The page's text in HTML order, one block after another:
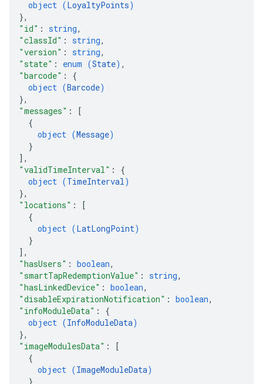
object (LoyaltyPoints)
},
"id" : string,
"classId" : string,
"version" : string,
"state" : enum (State) ,
"barcode" : {
object (Barcode)
},
"messages" :
[
{
object (Message)
}
] ,
"validTimeInterval" : {
object (TimeInterval)
},
"locations" :
[
{
object (LatLongPoint)
}
] ,
"hasUsers" : boolean,
"smartTapRedemptionValue" : string,
"hasLinkedDevice" : boolean,
"disableExpirationNotification" : boolean,
"infoModuleData" : {
object (InfoModuleData)
},
"imageModulesData" :
[
{
object (ImageModuleData)
}